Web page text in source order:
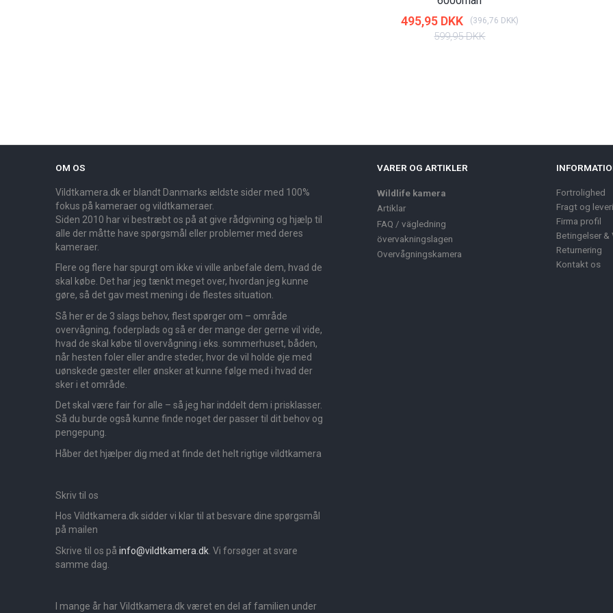
495,95 DKK (396,76 DKK)
599,95 DKK
OM OS
Vildtkamera.dk er blandt Danmarks ældste sider med 100%
fokus på kameraer og vildtkameraer.
Siden 2010 har vi bestræbt os på at give rådgivning og hjælp til
alle der måtte have spørgsmål eller problemer med deres
kameraer.
Flere og flere har spurgt om ikke vi ville anbefale dem, hvad de
skal købe. Det har jeg tænkt meget over, hvordan jeg kunne
gøre, så det gav mest mening i de flestes situation.
Så her er de 3 slags behov, flest spørger om – område
overvågning, foderplads og så er der mange der gerne vil vide,
hvad de skal købe til overvågning i eks. sommerhuset, båden,
når hesten foler eller andre steder, hvor de vil holde øje med
uønskede gæster eller ønsker at kunne følge med i hvad der
sker i et område.
Det skal være fair for alle – så jeg har inddelt dem i prisklasser.
Så du burde også kunne finde noget der passer til dit behov og
pengepung.
Håber det hjælper dig med at finde det helt rigtige vildtkamera
Skriv til os
Hos Vildtkamera.dk sidder vi klar til at besvare dine spørgsmål
på mailen
Skrive til os på info@vildtkamera.dk . Vi forsøger at svare
samme dag.
I mange år har Vildtkamera.dk været en del af familien under
VARER OG ARTIKLER
Wildlife kamera
Artiklar
FAQ / vägledning
övervakningslagen
Overvågningskamera
Fortrolighed
Fragt og
Firma profil
Betingelser &
Returnering
Kontakt os